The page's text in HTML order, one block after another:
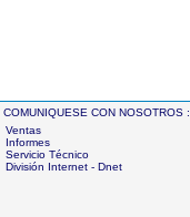
COMUNIQUESE CON NOSOTROS :
Ventas
Informes
Servicio Técnico
División Internet - Dnet